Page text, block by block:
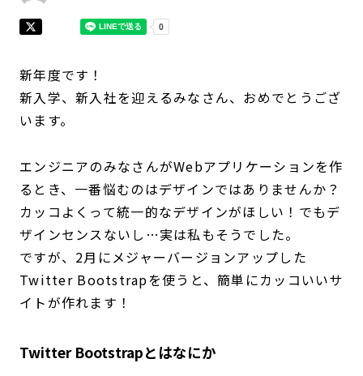
会社概要
採用情報
お問い合わせ
採用情報
お問い合わせ
新年度です！
新入学、新入社を迎えるみなさん、おめでとうござ
います。
エンジニアのみなさんがWebアプリケーションを作
るとき、一番悩むのはデザインではありませんか？
カッコよくって統一的なデザインがほしい！でもデ
ザインセンスないし…実は私もそうでした。
ですが、2月にメジャーバージョンアップした
Twitter Bootstrapを使うと、簡単にカッコいいサ
イトが作れます！
Twitter Bootstrapとはなにか